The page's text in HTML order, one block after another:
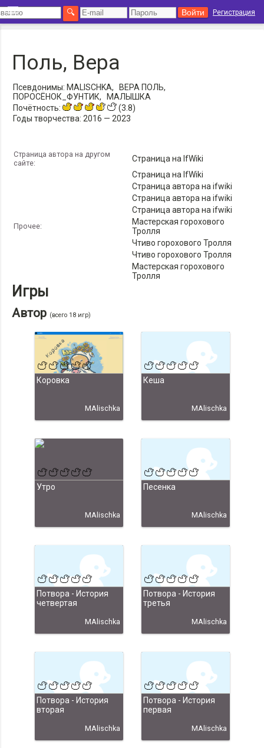
Регистрация
Поль, Вера
Псевдонимы: MALISCHKA,
ВЕРА ПОЛЬ,
ПОРОСЁНОК_ФУНТИК,
МАЛЫШКА
Почётность:
(3.8)
Годы творчества: 2016 — 2023
Страница автора на другом
сайте:
Страница на IfWiki
Страница на IfWiki
Страница автора на ifwiki
Страница автора на ifwiki
Страница автора на ifwiki
Прочее:
Мастерская горохового
Тролля
Чтиво горохового Тролля
Чтиво горохового Тролля
Мастерская горохового
Тролля
Игры
Автор (всего 18 игр)
Коровка
MAlischka
Кеша
MAlischka
Утро
MAlischka
Песенка
MAlischka
Потвора - История
четвертая
MAlischka
Потвора - История
третья
MAlischka
Потвора - История
вторая
MAlischka
Потвора - История
первая
MAlischka